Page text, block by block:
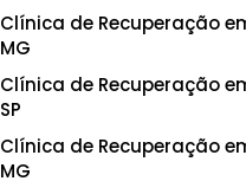
Clínica de Recuperação
MG
Clínica de Recuperação
SP
Clínica de Recuperação
MG